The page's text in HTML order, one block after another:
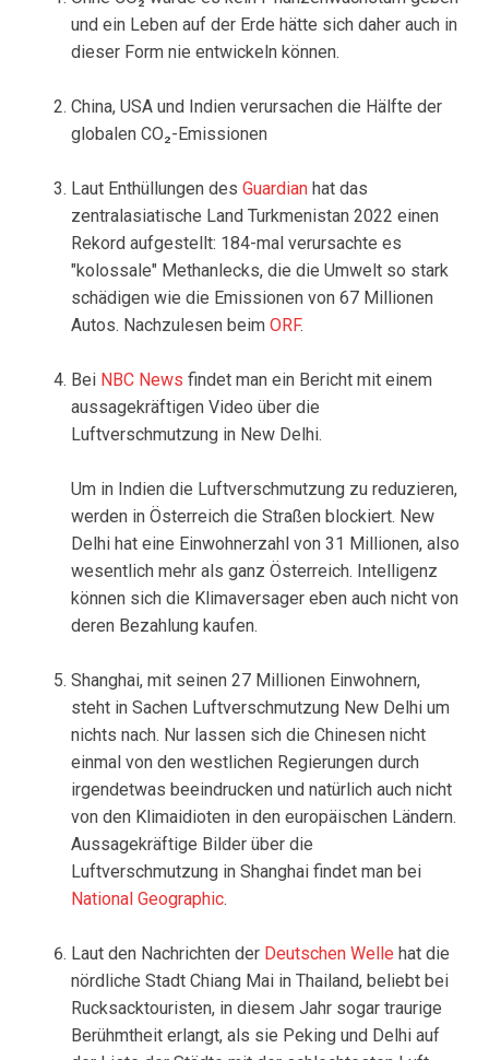
und ein Leben auf der Erde hätte sich daher auch in
dieser Form nie entwickeln können.
China, USA und Indien verursachen die Hälfte der
globalen CO₂-Emissionen
Laut Enthüllungen des Guardian hat das
zentralasiatische Land Turkmenistan 2022 einen
Rekord aufgestellt: 184-mal verursachte es
"kolossale" Methanlecks, die die Umwelt so stark
schädigen wie die Emissionen von 67 Millionen
Autos. Nachzulesen beim ORF.
Bei NBC News findet man ein Bericht mit einem
aussagekräftigen Video über die
Luftverschmutzung in New Delhi.
Um in Indien die Luftverschmutzung zu reduzieren,
werden in Österreich die Straßen blockiert. New
Delhi hat eine Einwohnerzahl von 31 Millionen, also
wesentlich mehr als ganz Österreich. Intelligenz
können sich die Klimaversager eben auch nicht von
deren Bezahlung kaufen.
Shanghai, mit seinen 27 Millionen Einwohnern,
steht in Sachen Luftverschmutzung New Delhi um
nichts nach. Nur lassen sich die Chinesen nicht
einmal von den westlichen Regierungen durch
irgendetwas beeindrucken und natürlich auch nicht
von den Klimaidioten in den europäischen Ländern.
Aussagekräftige Bilder über die
Luftverschmutzung in Shanghai findet man bei
National Geographic.
Laut den Nachrichten der Deutschen Welle hat die
nördliche Stadt Chiang Mai in Thailand, beliebt bei
Rucksacktouristen, in diesem Jahr sogar traurige
Berühmtheit erlangt, als sie Peking und Delhi auf